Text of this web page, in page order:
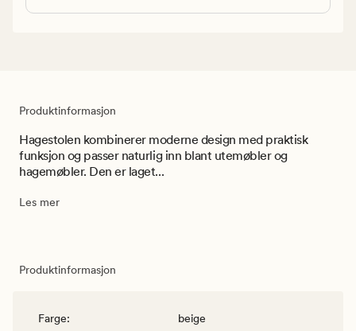
Produktinformasjon
Hagestolen kombinerer moderne design med praktisk
funksjon og passer naturlig inn blant utemøbler og
hagemøbler. Den er laget...
Les mer
Produktinformasjon
Farge: beige